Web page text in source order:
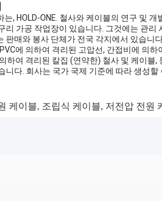
는, HOLD-ONE. 철사와 케이블의 연구 및
리 가공 작업장이 있습니다. 그것에는 관리
판매와 봉사 단체가 전국 각지에서 있습니
에 의하여 격리된 고압선, 간접비에 의
하여 격리된 칼집 (연약한) 철사 및 케이
니다. 회사는 국가 국제 기준에 따라 생성할
케이블, 조립식 케이블, 저전압 전원